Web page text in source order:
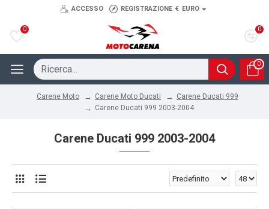
ACCESSO REGISTRAZIONE € EURO
0 0
0
Carene Moto Carene Moto Ducati
Carene Ducati 999
Carene Ducati 999 2003-2004
Carene Ducati 999 2003-2004